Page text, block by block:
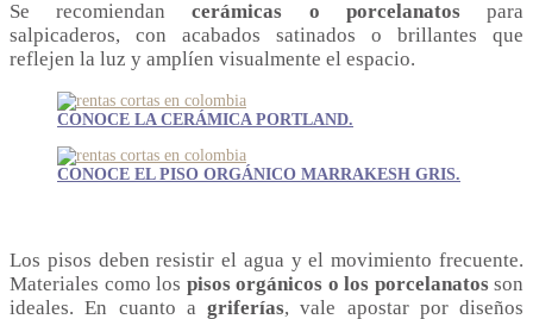
Se recomiendancerámicas o porcelanatospara
salpicaderos, con acabados satinados o brillantes que
reflejen la luz y amplíen visualmente el espacio.
CONOCE LA CERÁMICA PORTLAND.
CONOCE EL PISO ORGÁNICO MARRAKESH GRIS.
Los pisos deben resistir el agua y el movimiento frecuente.
Materiales como los pisos orgánicos o los porcelanatosson
ideales. En cuanto a griferías, vale apostar por diseños